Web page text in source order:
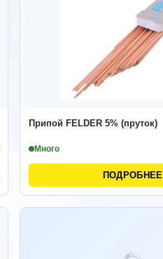
Припой FELDER 5% (пруток)
Много
ПОДРОБНЕЕ